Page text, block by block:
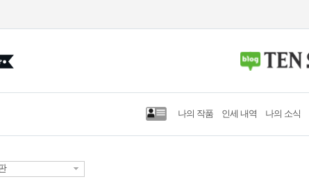
나의 작품 인세 내역 나의 소식